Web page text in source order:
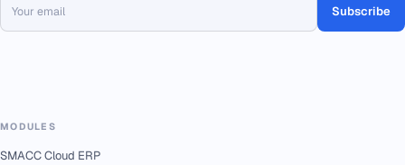
Subscribe
MODULES
SMACC Cloud ERP